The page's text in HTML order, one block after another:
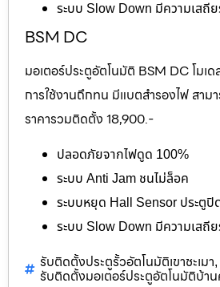
ระบบ Slow Down มีความเสถี
BSM DC
มอเตอร์ประตูอัตโนมัติ BSM DC โมเ
การใช้งานถึกทน มีแบตสำรองไฟ สาม
ราคารวมติดตั้ง 18,900.-
ปลอดภัยจากไฟดูด 100%
ระบบ Anti Jam ชนไม่ล็อค
ระบบหยุด Hall Sensor ประตู
ระบบ Slow Down มีความเสถี
รับติดตั้งประตูรั้วอัตโนมัติเขาชะเมา,
รับติดตั้งมอเตอร์ประตูอัตโนมัติบ้า